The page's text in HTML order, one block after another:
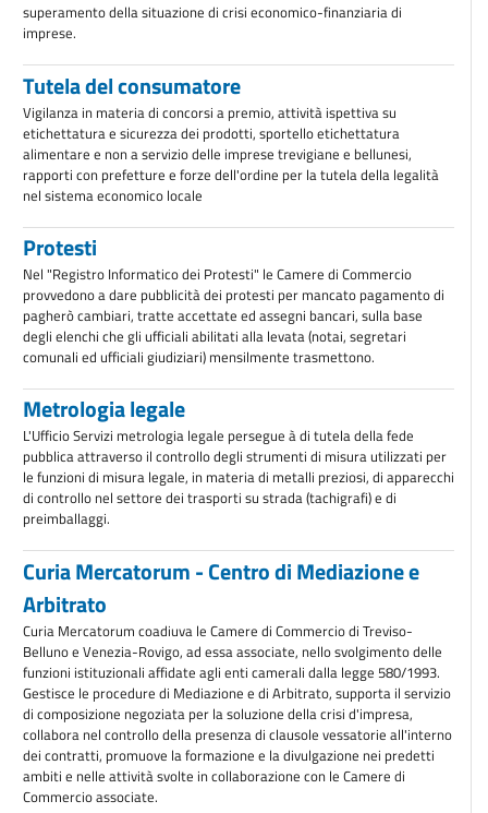
superamento della situazione di crisi economico-finanziaria di
imprese.
Tutela del consumatore
Vigilanza in materia di concorsi a premio, attività ispettiva su
etichettatura e sicurezza dei prodotti, sportello etichettatura
alimentare e non a servizio delle imprese trevigiane e bellunesi,
rapporti con prefetture e forze dell'ordine per la tutela della legalità
nel sistema economico locale
Protesti
Nel "Registro Informatico dei Protesti" le Camere di Commercio
provvedono a dare pubblicità dei protesti per mancato pagamento di
pagherò cambiari, tratte accettate ed assegni bancari, sulla base
degli elenchi che gli ufficiali abilitati alla levata (notai, segretari
comunali ed ufficiali giudiziari) mensilmente trasmettono.
Metrologia legale
L'Ufficio Servizi metrologia legale persegue à di tutela della fede
pubblica attraverso il controllo degli strumenti di misura utilizzati per
le funzioni di misura legale, in materia di metalli preziosi, di apparecchi
di controllo nel settore dei trasporti su strada (tachigrafi) e di
preimballaggi.
Curia Mercatorum - Centro di Mediazione e
Arbitrato
Curia Mercatorum coadiuva le Camere di Commercio di Treviso-
Belluno e Venezia-Rovigo, ad essa associate, nello svolgimento delle
funzioni istituzionali affidate agli enti camerali dalla legge 580/1993.
Gestisce le procedure di Mediazione e di Arbitrato, supporta il servizio
di composizione negoziata per la soluzione della crisi d'impresa,
collabora nel controllo della presenza di clausole vessatorie all'interno
dei contratti, promuove la formazione e la divulgazione nei predetti
ambiti e nelle attività svolte in collaborazione con le Camere di
Commercio associate.